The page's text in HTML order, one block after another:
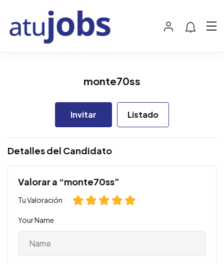
monte70ss
Invitar Listado
Detalles del Candidato
Valorar a “monte70ss”
Tu Valoración
Your Name